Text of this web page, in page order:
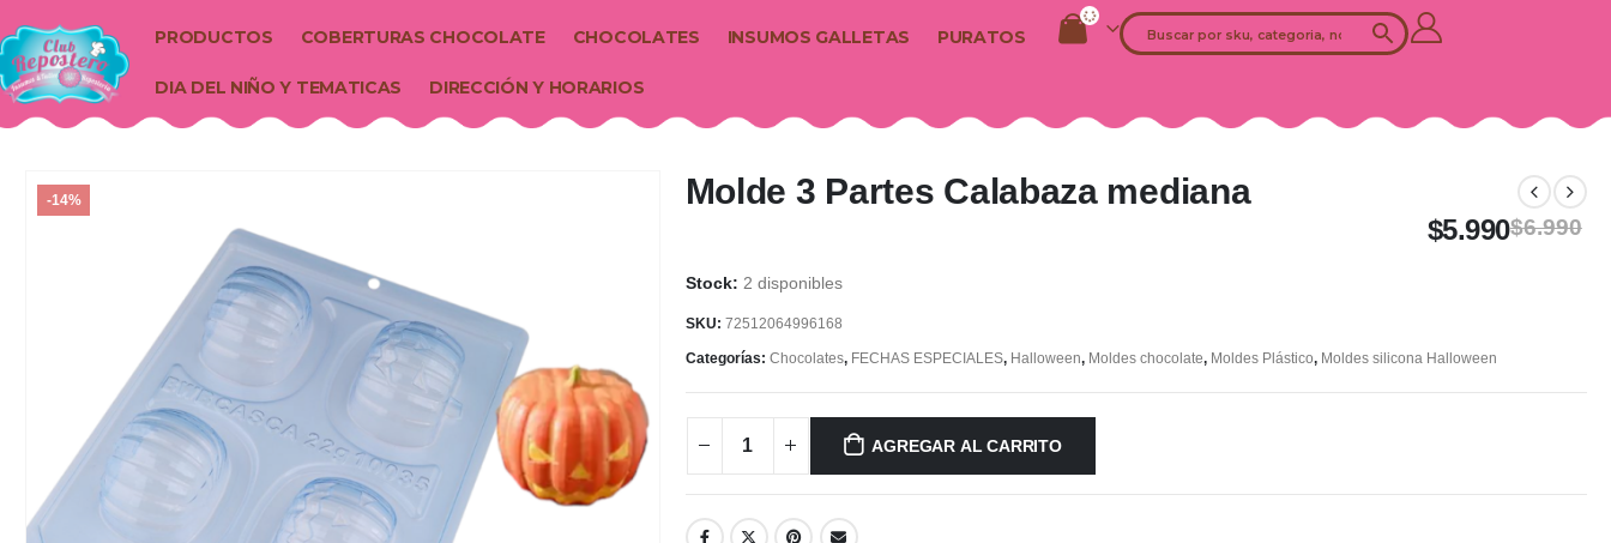
PRODUCTOS COBERTURAS CHOCOLATE CHOCOLATES INSUMOS GALLETAS PURATOS
DIA DEL NIÑO Y TEMATICAS DIRECCIÓN Y HORARIOS
-14% Molde 3 Partes Calabaza mediana
$6.990
$5.990
2 disponibles
SKU: 72512064996168
Categorías: Chocolates, FECHAS ESPECIALES, Halloween, Moldes chocolate, Moldes Plástico, Moldes silicona Halloween
AGREGAR AL CARRITO